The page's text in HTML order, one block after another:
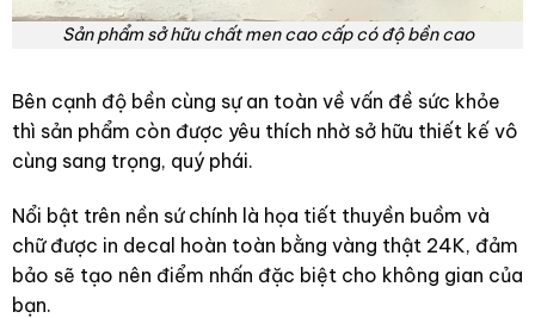
Sản phẩm sở hữu chất men cao cấp có độ bền cao
Bên cạnh độ bền cùng sự an toàn về vấn đề sức khỏe
thì sản phẩm còn được yêu thích nhờ sở hữu thiết kế vô
cùng sang trọng, quý phái.
Nổi bật trên nền sứ chính là họa tiết thuyền buồm và
chữ được in decal hoàn toàn bằng vàng thật 24K, đảm
bảo sẽ tạo nên điểm nhấn đặc biệt cho không gian của
bạn.